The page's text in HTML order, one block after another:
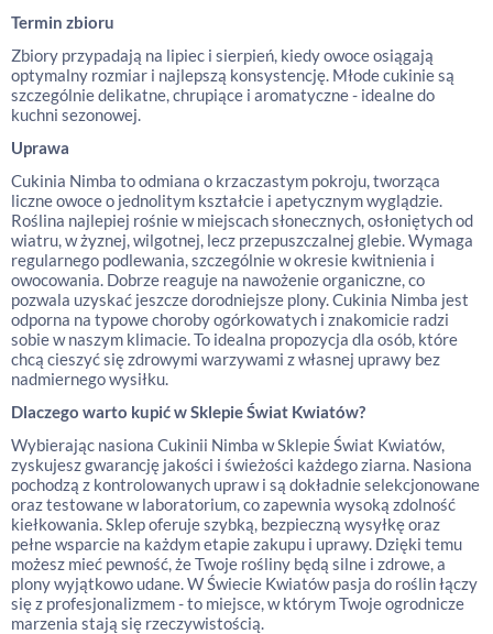
Termin zbioru
Zbiory przypadają na lipiec i sierpień, kiedy owoce osiągają
optymalny rozmiar i najlepszą konsystencję. Młode cukinie są
szczególnie delikatne, chrupiące i aromatyczne - idealne do
kuchni sezonowej.
Uprawa
Cukinia Nimba to odmiana o krzaczastym pokroju, tworząca
liczne owoce o jednolitym kształcie i apetycznym wyglądzie.
Roślina najlepiej rośnie w miejscach słonecznych, osłoniętych od
wiatru, w żyznej, wilgotnej, lecz przepuszczalnej glebie. Wymaga
regularnego podlewania, szczególnie w okresie kwitnienia i
owocowania. Dobrze reaguje na nawożenie organiczne, co
pozwala uzyskać jeszcze dorodniejsze plony. Cukinia Nimba jest
odporna na typowe choroby ogórkowatych i znakomicie radzi
sobie w naszym klimacie. To idealna propozycja dla osób, które
chcą cieszyć się zdrowymi warzywami z własnej uprawy bez
nadmiernego wysiłku.
Dlaczego warto kupić w Sklepie Świat Kwiatów?
Wybierając nasiona Cukinii Nimba w Sklepie Świat Kwiatów,
zyskujesz gwarancję jakości i świeżości każdego ziarna. Nasiona
pochodzą z kontrolowanych upraw i są dokładnie selekcjonowane
oraz testowane w laboratorium, co zapewnia wysoką zdolność
kiełkowania. Sklep oferuje szybką, bezpieczną wysyłkę oraz
pełne wsparcie na każdym etapie zakupu i uprawy. Dzięki temu
możesz mieć pewność, że Twoje rośliny będą silne i zdrowe, a
plony wyjątkowo udane. W Świecie Kwiatów pasja do roślin łączy
się z profesjonalizmem - to miejsce, w którym Twoje ogrodnicze
marzenia stają się rzeczywistością.